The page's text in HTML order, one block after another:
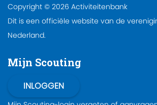
Copyright © 2026 Activiteitenbank
Dit is een officiële website van de
Nederland.
Mijn Scouting